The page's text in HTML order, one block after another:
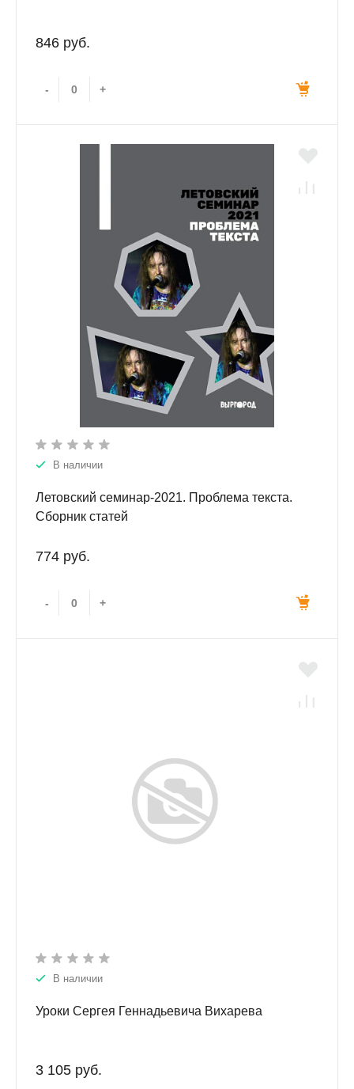
846 руб.
- +
В наличии
Летовский семинар-2021. Проблема текста.
Сборник статей
774 руб.
- +
В наличии
Уроки Сергея Геннадьевича Вихарева
3 105 руб.